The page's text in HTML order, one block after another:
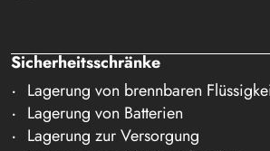
Sicherheitsschränke
Lagerung von brennbaren
Lagerung von Batterien
Lagerung zur Versorgung